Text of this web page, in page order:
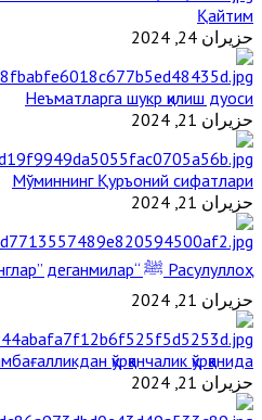
Қайтим
حزيران 24, 2024
Неъматларга шукр қилиш дуоси
حزيران 21, 2024
Мўминнинг Қуръоний сифатлари
حزيران 21, 2024
Расулуллоҳ ﷺ “Қабримни қайта-қайта зиёрат қилманглар” деганмилар?
حزيران 21, 2024
қўрққанчалик қўрққанида
حزيران 21, 2024